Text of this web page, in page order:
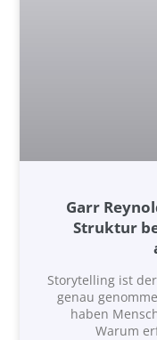
Garr
Struktur
Storytelling ist
genau
haben
Warum